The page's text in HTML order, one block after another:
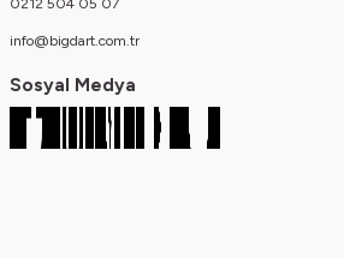
info@bigdart.com.tr
Sosyal Medya